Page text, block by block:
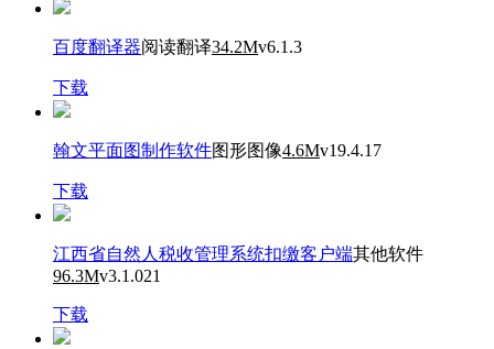
百度翻译器阅读翻译34.2Mv6.1.3
下载
翰文平面图制作软件图形图像4.6Mv19.4.17
下载
江西省自然人税收管理系统扣缴客户端其他软件
96.3Mv3.1.021
下载